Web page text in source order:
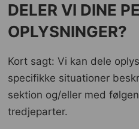
DELER VI DINE
OPLYSNINGER?
Kort sagt: Vi kan dele
specifikke situationer
sektion og/eller med
tredjeparter.